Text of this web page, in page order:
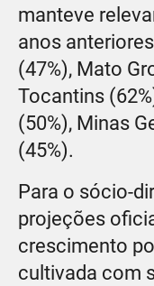
manteve
anos
(47%), Mato
Tocantins
(50%), Minas
(45%).
Para o sócio-
projeções
crescimento
cultivada com